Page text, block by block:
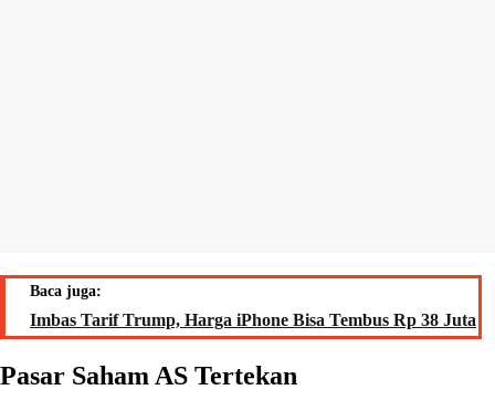
Baca juga:
Imbas Tarif Trump, Harga iPhone Bisa Tembus Rp 38 Juta
Pasar Saham AS Tertekan